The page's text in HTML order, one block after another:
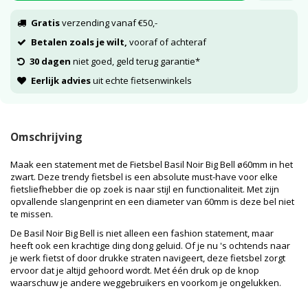
Gratisverzending vanaf €50,-
Betalen zoals je wilt, vooraf of achteraf
30 dagen niet goed, geld terug garantie*
Eerlijk adviesuit echte fietsenwinkels
Omschrijving
Maak een statement met de Fietsbel Basil Noir Big Bell ø60mm in het
zwart. Deze trendy fietsbel is een absolute must-have voor elke
fietsliefhebber die op zoek is naar stijl en functionaliteit. Met zijn
opvallende slangenprint en een diameter van 60mm is deze bel niet
te missen.
De Basil Noir Big Bell is niet alleen een fashion statement, maar
heeft ook een krachtige ding dong geluid. Of je nu 's ochtends naar
je werk fietst of door drukke straten navigeert, deze fietsbel zorgt
ervoor dat je altijd gehoord wordt. Met één druk op de knop
waarschuw je andere weggebruikers en voorkom je ongelukken.